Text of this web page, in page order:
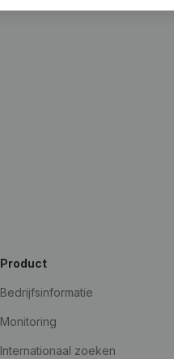
Product
Bedrijfsinformatie
Monitoring
Internationaal zoeken